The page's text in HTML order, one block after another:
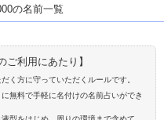
の名前一覧
ご利用にあたり】
く方に守っていただくルールです。
無料で手軽に名付けの名前占いができ